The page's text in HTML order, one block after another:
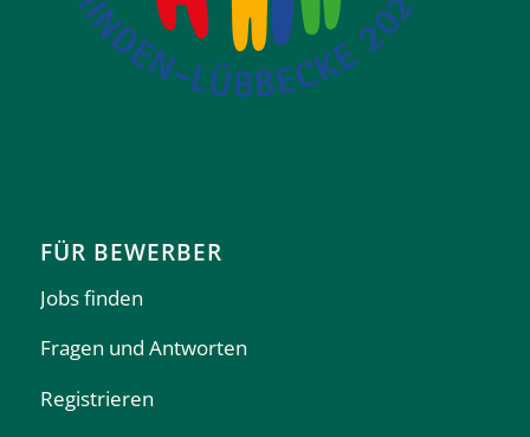
FÜR BEWERBER
Jobs finden
Fragen und Antworten
Registrieren